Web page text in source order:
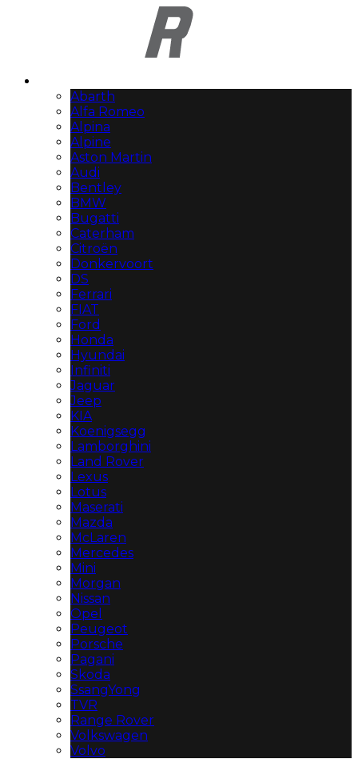
Abarth
Alfa Romeo
Alpina
Alpine
Aston Martin
Audi
Bentley
BMW
Bugatti
Caterham
Citroën
Donkervoort
DS
Ferrari
FIAT
Ford
Honda
Hyundai
Infiniti
Jaguar
Jeep
KIA
Koenigsegg
Lamborghini
Land Rover
Lexus
Lotus
Maserati
Mazda
McLaren
Mercedes
Mini
Morgan
Nissan
Opel
Peugeot
Porsche
Pagani
Skoda
SsangYong
TVR
Range Rover
Volkswagen
Volvo